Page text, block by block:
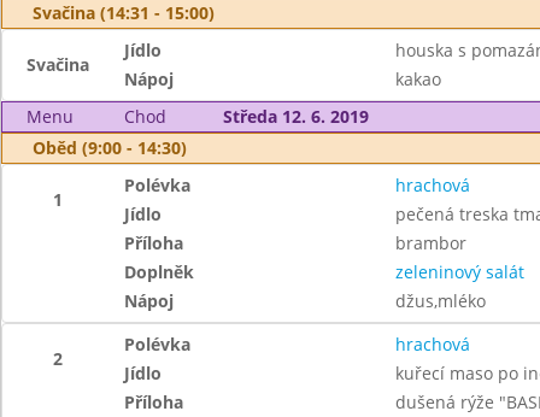
Svačina (14:31 - 15:00)
Svačina
Jídlo
houska s
Nápoj
kakao
Menu
Chod
Středa 12. 6. 2019
Oběd (9:00 - 14:30)
1
Polévka
hrachová
Jídlo
pečená treska
Příloha
brambor
Doplněk
zeleninový salát
Nápoj
džus,mléko
2
Polévka
hrachová
Jídlo
kuřecí maso po
Příloha
dušená rýže